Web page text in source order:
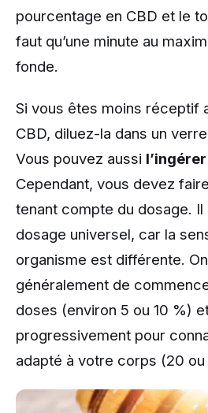
pourcentage en CBD et le
faut qu’une minute au
fonde.
Si vous êtes moins réceptif
CBD, diluez-la dans un
Vous pouvez aussi
Cependant, vous devez
tenant compte du dosage. Il
dosage universel, car la
organisme est différente.
généralement de
doses (environ 5 ou 10 %)
progressivement pour
adapté à votre corps (20